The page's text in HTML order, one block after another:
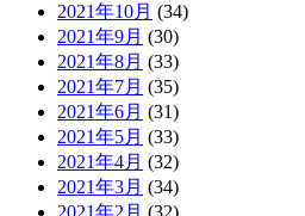
2021年10月 (34)
2021年9月 (30)
2021年8月 (33)
2021年7月 (35)
2021年6月 (31)
2021年5月 (33)
2021年4月 (32)
2021年3月 (34)